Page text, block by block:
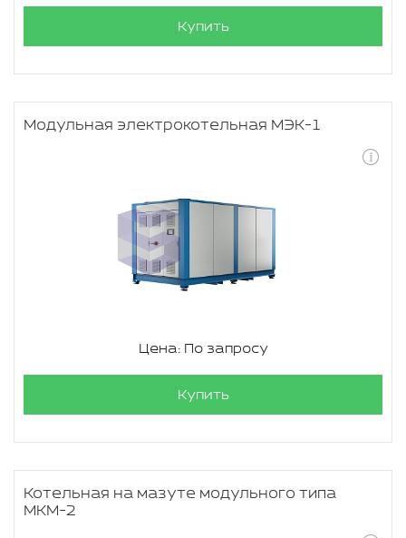
Купить
Модульная электрокотельная МЭК-1
Цена: По запросу
Купить
Котельная на мазуте модульного типа
МКМ-2